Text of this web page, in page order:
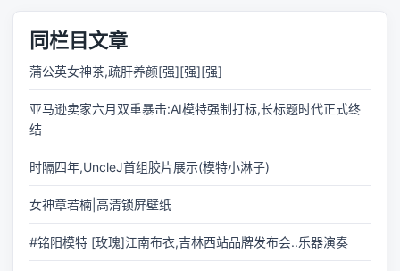
同栏目文章
蒲公英女神茶,疏肝养颜[强][强][强]
亚马逊卖家六月双重暴击:AI模特强制打标,长标题时代正式终
结
时隔四年,UncleJ首组胶片展示(模特小淋子)
女神章若楠|高清锁屏壁纸
#铭阳模特 [玫瑰]江南布衣,吉林西站品牌发布会..乐器演奏